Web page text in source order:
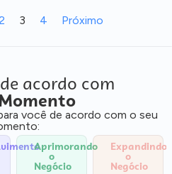
3 4 Próximo
acordo com
você de acordo com o seu
Aprimorando
o
Negócio
Expandindo
o
Negócio